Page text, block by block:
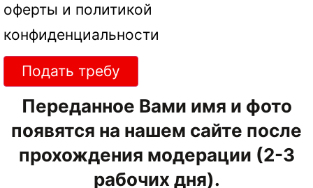
оферты и политикой
конфиденциальности
Подать требу
Переданное Вами имя и фото
появятся на нашем сайте после
прохождения модерации (2-3
рабочих дня).